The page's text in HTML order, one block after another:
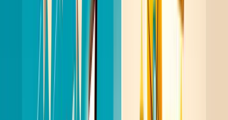
Het doel is niet om elk bericht helemaal zelf te
schrijven, maar om elk bericht te laten voelen alsof
het persoonlijk is. AI helpt je daarbij door de
analyse te doen; jij houdt de menselijke toets.